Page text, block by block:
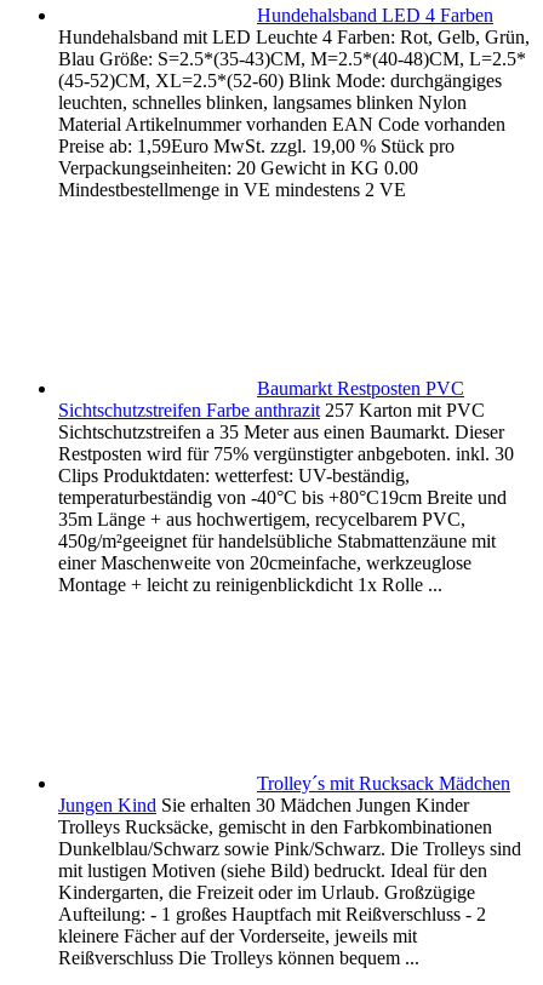
Hundehalsband LED 4 Farben
Hundehalsband mit LED Leuchte 4 Farben: Rot, Gelb, Grün,
Blau Größe: S=2.5*(35-43)CM, M=2.5*(40-48)CM, L=2.5*
(45-52)CM, XL=2.5*(52-60) Blink Mode: durchgängiges
leuchten, schnelles blinken, langsames blinken Nylon
Material Artikelnummer vorhanden EAN Code vorhanden
Preise ab: 1,59Euro MwSt. zzgl. 19,00 % Stück pro
Verpackungseinheiten: 20 Gewicht in KG 0.00
Mindestbestellmenge in VE mindestens 2 VE
Baumarkt Restposten PVC
Sichtschutzstreifen Farbe anthrazit 257 Karton mit PVC
Sichtschutzstreifen a 35 Meter aus einen Baumarkt. Dieser
Restposten wird für 75% vergünstigter anbgeboten. inkl. 30
Clips Produktdaten: wetterfest: UV-beständig,
temperaturbeständig von -40°C bis +80°C19cm Breite und
35m Länge + aus hochwertigem, recycelbarem PVC,
450g/m²geeignet für handelsübliche Stabmattenzäune mit
einer Maschenweite von 20cmeinfache, werkzeuglose
Montage + leicht zu reinigenblickdicht 1x Rolle ...
Trolley´s mit Rucksack Mädchen
Jungen Kind Sie erhalten 30 Mädchen Jungen Kinder
Trolleys Rucksäcke, gemischt in den Farbkombinationen
Dunkelblau/Schwarz sowie Pink/Schwarz. Die Trolleys sind
mit lustigen Motiven (siehe Bild) bedruckt. Ideal für den
Kindergarten, die Freizeit oder im Urlaub. Großzügige
Aufteilung: - 1 großes Hauptfach mit Reißverschluss - 2
kleinere Fächer auf der Vorderseite, jeweils mit
Reißverschluss Die Trolleys können bequem ...